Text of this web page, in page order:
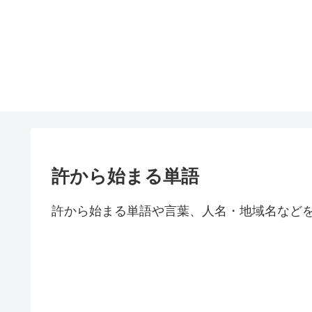
許から始まる単語
許から始まる単語や言葉、人名・地域名など